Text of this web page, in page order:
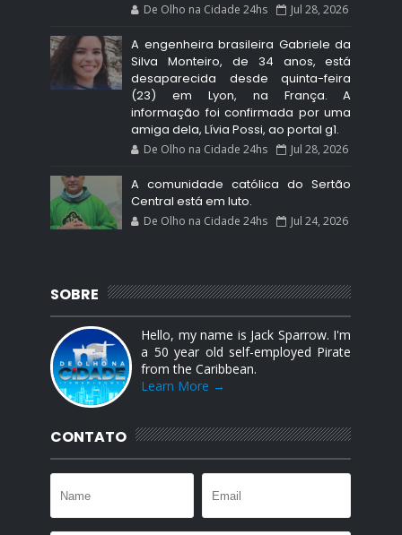
De Olho na Cidade 24hs Jul 28, 2026
A engenheira brasileira Gabriele da
Silva Monteiro, de 34 anos, está
desaparecida desde quinta-feira
(23) em Lyon, na França. A
informação foi confirmada por uma
amiga dela, Lívia Possi, ao portal g1.
De Olho na Cidade 24hs Jul 28, 2026
A comunidade católica do Sertão
Central está em luto.
De Olho na Cidade 24hs Jul 24, 2026
SOBRE
Hello, my name is Jack Sparrow. I'm
a 50 year old self-employed Pirate
from the Caribbean.
Learn More →
CONTATO